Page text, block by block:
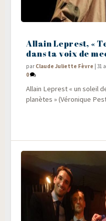
Allain Leprest, «
dans ta voix de
par Claude Juliette Fèvre |31
0
Allain Leprest « un soleil
pla­nètes » (Véro­nique